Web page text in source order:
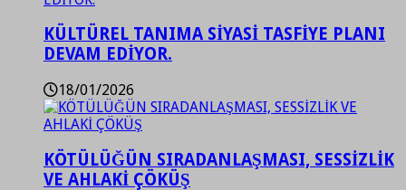
KÜLTÜREL TANIMA SİYASİ TASFİYE PLANI
DEVAM EDİYOR.
18/01/2026
KÖTÜLÜĞÜN SIRADANLAŞMASI, SESSİZLİK
VE AHLAKİ ÇÖKÜŞ